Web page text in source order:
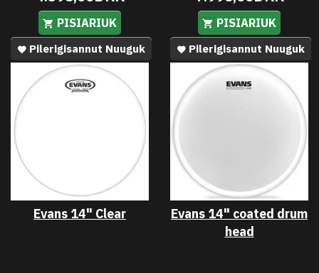
PISIARIUK
Pilerigisannut Nuuguk
PISIARIUK
Pilerigisannut Nuuguk
Evans 14" Clear
Evans 14" coated drum
head